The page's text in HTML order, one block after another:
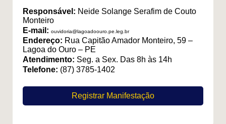
Responsável: Neide Solange Serafim de Couto
Monteiro
E-mail: ouvidoria@lagoadoouro.pe.leg.br
Endereço: Rua Capitão Amador Monteiro, 59 –
Lagoa do Ouro – PE
Atendimento: Seg. a Sex. Das 8h às 14h
Telefone: (87) 3785-1402
Registrar Manifestação